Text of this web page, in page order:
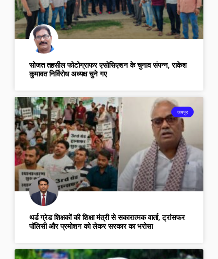
सोजत तहसील फोटोग्राफर एसोसिएशन के चुनाव संपन्न, राकेश
कुमावत निर्विरोध अध्यक्ष चुने गए
जयपुर
थर्ड ग्रेड शिक्षकों की शिक्षा मंत्री से सकारात्मक वार्ता, ट्रांसफर
पॉलिसी और प्रमोशन को लेकर सरकार का भरोसा